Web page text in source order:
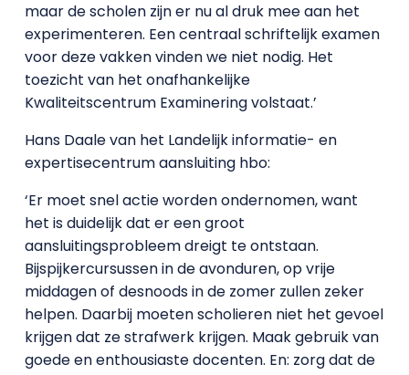
maar de scholen zijn er nu al druk mee aan het
experimenteren. Een centraal schriftelijk examen
voor deze vakken vinden we niet nodig. Het
toezicht van het onafhankelijke
Kwaliteitscentrum Examinering volstaat.’
Hans Daale van het Landelijk informatie- en
expertisecentrum aansluiting hbo:
‘Er moet snel actie worden ondernomen, want
het is duidelijk dat er een groot
aansluitingsprobleem dreigt te ontstaan.
Bijspijkercursussen in de avonduren, op vrije
middagen of desnoods in de zomer zullen zeker
helpen. Daarbij moeten scholieren niet het gevoel
krijgen dat ze strafwerk krijgen. Maak gebruik van
goede en enthousiaste docenten. En: zorg dat de